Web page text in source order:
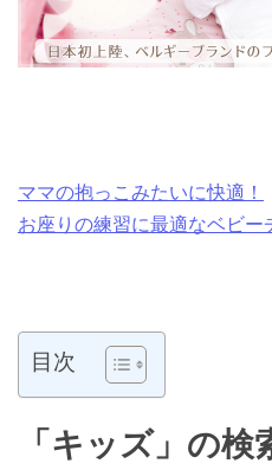
ママの抱っこみたいに快適！
お座りの練習に最適なベビー
目次
「キッズ」の検